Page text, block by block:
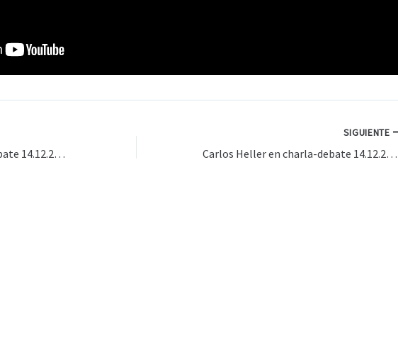
Carlos Heller en charla-debate 14.12.2010 – Parte 1
SIGUIENTE
Carlos Heller en charla-debate 14.12.2010 – Parte 3